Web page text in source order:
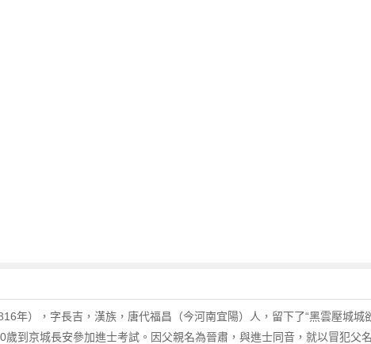
年），字長吉，漢族，唐代福昌（今河南宜陽）人，留下了“黑雲壓城城
歲到京城長安參加進士考試。因父親名為晉肅，與進士同音，就以冒犯父